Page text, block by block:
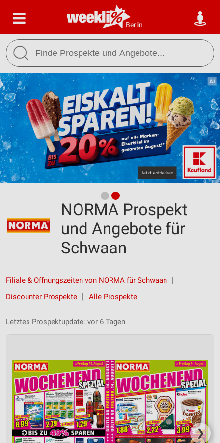
Berlin
NORMA Prospekt
und Angebote für
Schwaan
Filiale & Öffnungszeiten von NORMA für Schwaan
Discounter Prospekte
Alle Prospekte
Letztes Prospektupdate: vor 6 Tagen
❯